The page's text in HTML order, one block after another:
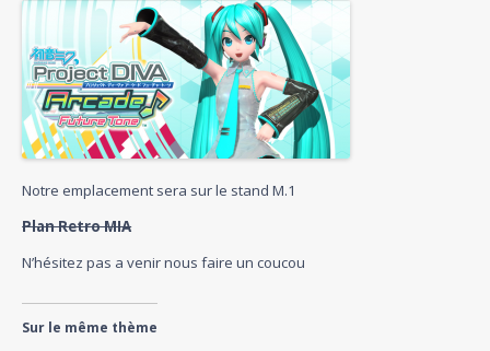
Notre emplacement sera sur le stand M.1
Plan Retro MIA
N’hésitez pas a venir nous faire un coucou
Sur le même thème